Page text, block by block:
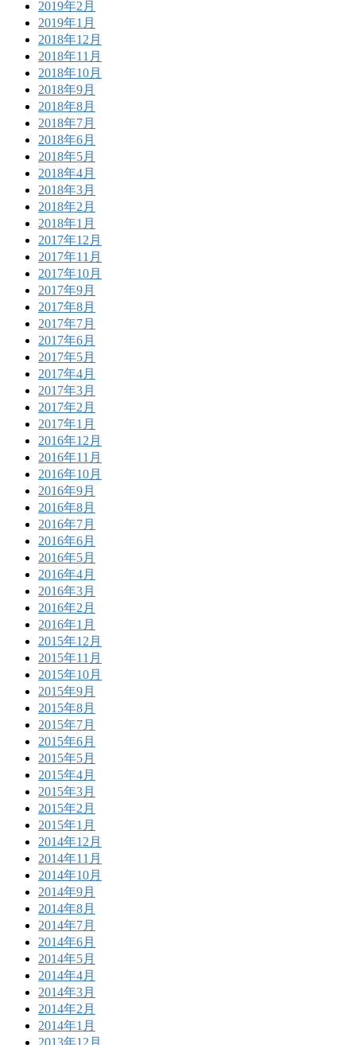
2019年2月
2019年1月
2018年12月
2018年11月
2018年10月
2018年9月
2018年8月
2018年7月
2018年6月
2018年5月
2018年4月
2018年3月
2018年2月
2018年1月
2017年12月
2017年11月
2017年10月
2017年9月
2017年8月
2017年7月
2017年6月
2017年5月
2017年4月
2017年3月
2017年2月
2017年1月
2016年12月
2016年11月
2016年10月
2016年9月
2016年8月
2016年7月
2016年6月
2016年5月
2016年4月
2016年3月
2016年2月
2016年1月
2015年12月
2015年11月
2015年10月
2015年9月
2015年8月
2015年7月
2015年6月
2015年5月
2015年4月
2015年3月
2015年2月
2015年1月
2014年12月
2014年11月
2014年10月
2014年9月
2014年8月
2014年7月
2014年6月
2014年5月
2014年4月
2014年3月
2014年2月
2014年1月